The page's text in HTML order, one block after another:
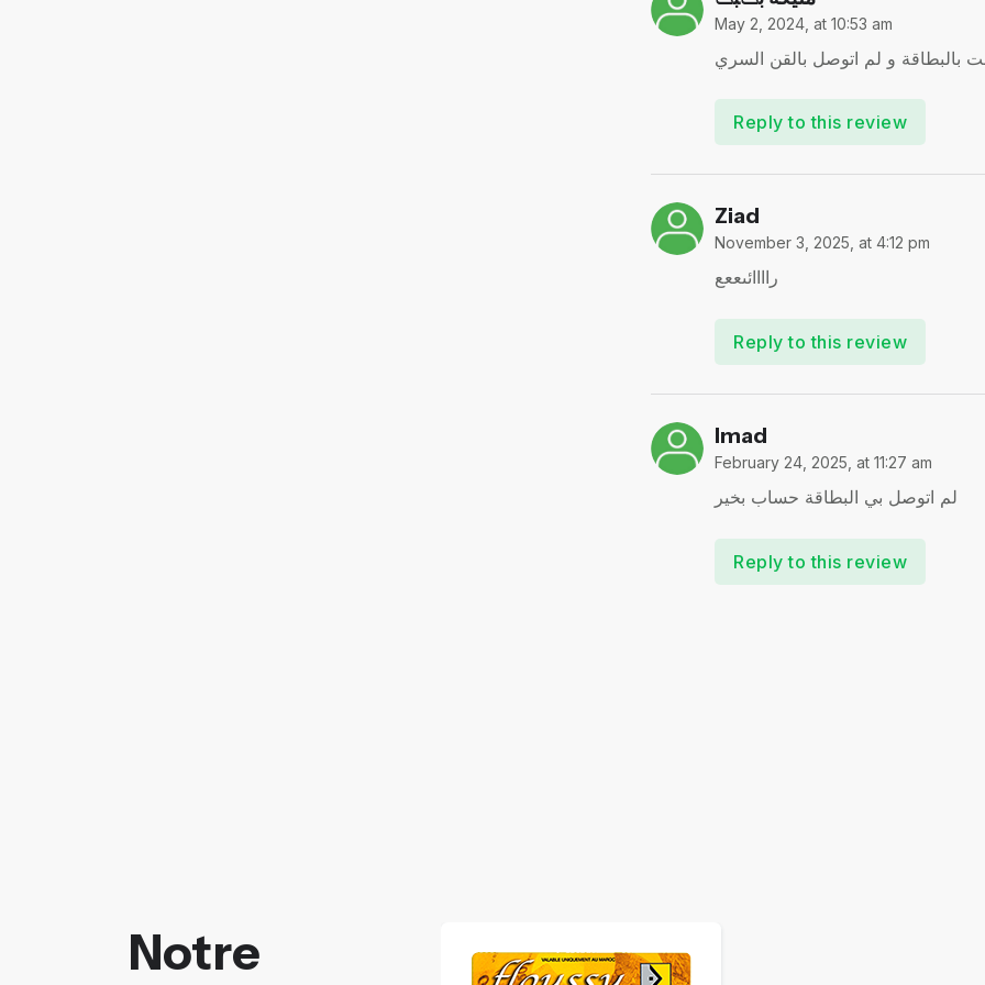
May 2, 2024, at 10:53 am
بالبطاقة و لم اتوصل بالقن السري
Reply to this review
Ziad
November 3, 2025, at 4:12 pm
راااائىععع
Reply to this review
Imad
February 24, 2025, at 11:27 am
لم اتوصل بي البطاقة حساب بخير
Reply to this review
Notre